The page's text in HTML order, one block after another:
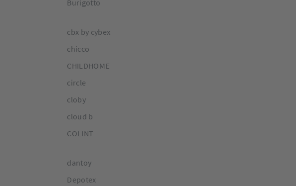
Burigotto
cbx by cybex
chicco
CHILDHOME
circle
cloby
cloud b
COLINT
dantoy
Depotex